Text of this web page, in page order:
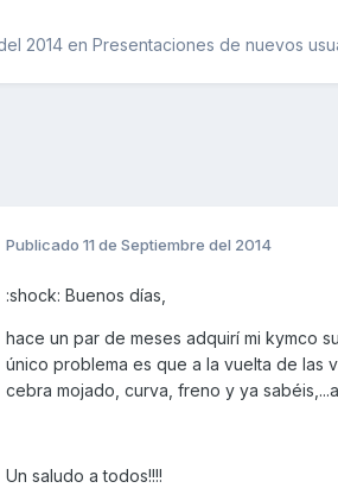
2014 en Presentaciones de nuevos
Publicado 11 de Septiembre del 2014
:shock: Buenos días,
hace un par de meses adquirí mi kymco
único problema es que a la vuelta de las
cebra mojado, curva, freno y ya
Un saludo a todos!!!!